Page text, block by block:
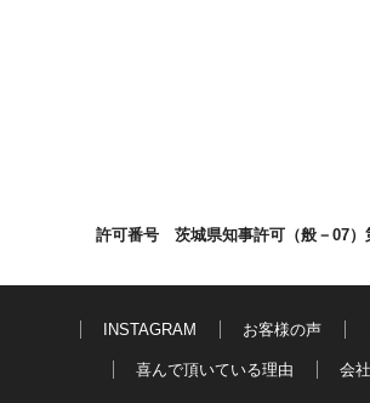
許可番号 茨城県知事許可（般－07）
INSTAGRAM お客様の声
喜んで頂いている理由 会